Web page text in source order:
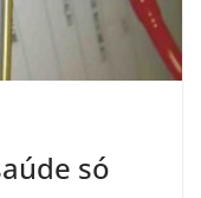
só